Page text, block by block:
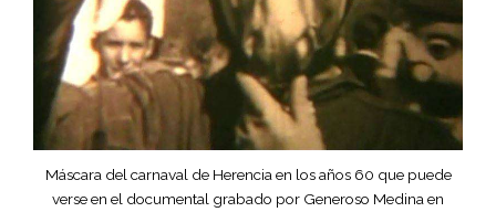
Máscara del carnaval de Herencia en los años 60 que puede
verse en el documental grabado por Generoso Medina en